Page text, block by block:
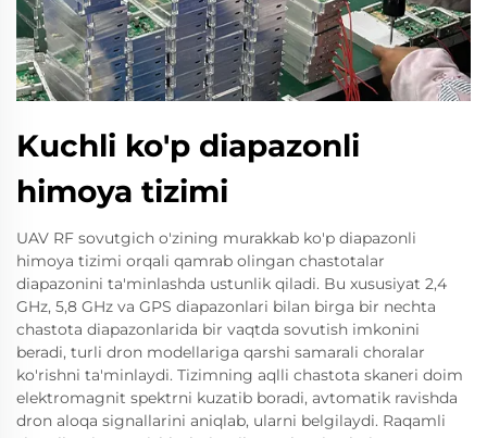
Kuchli ko'p diapazonli
himoya tizimi
UAV RF sovutgich o'zining murakkab ko'p diapazonli
himoya tizimi orqali qamrab olingan chastotalar
diapazonini ta'minlashda ustunlik qiladi. Bu xususiyat 2,4
GHz, 5,8 GHz va GPS diapazonlari bilan birga bir nechta
chastota diapazonlarida bir vaqtda sovutish imkonini
beradi, turli dron modellariga qarshi samarali choralar
ko'rishni ta'minlaydi. Tizimning aqlli chastota skaneri doim
elektromagnit spektrni kuzatib boradi, avtomatik ravishda
dron aloqa signallarini aniqlab, ularni belgilaydi. Raqamli